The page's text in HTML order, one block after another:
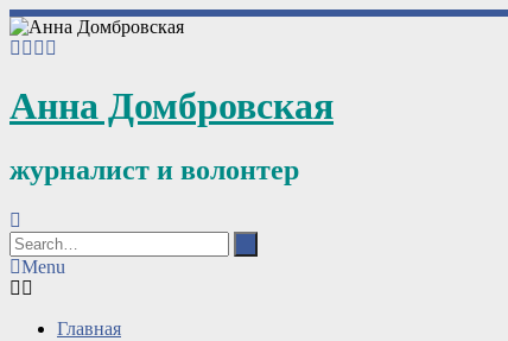
Анна Домбровская
журналист и волонтер
Menu
Главная